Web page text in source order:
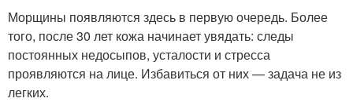
Морщины появляются здесь в первую очередь. Более
того, после 30 лет кожа начинает увядать: следы
постоянных недосыпов, усталости и стресса
проявляются на лице. Избавиться от них — задача не из
легких.